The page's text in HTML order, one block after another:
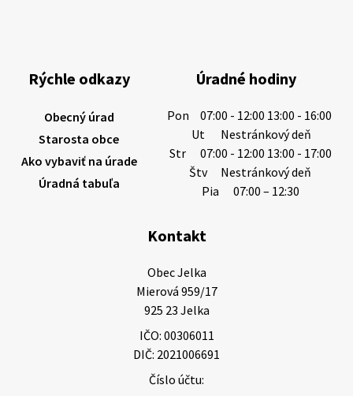
výdatnosti vodárenských zdrojov.
Západoslovenská vodárenská spoločnosť preto
6. augusta 2026 08:12
5. augusta 2026 13:10
Smútočný oznam: 05.08.2026 1/ Vážení obyvatelia!S
hlbokým zármutkom Vám oznamujeme, že vo veku
73 rokov nás opustila Irena Tanková, rodená
Tanková. Pohreb zosnulej bude dňa 6.08.20…
5. augusta 2026 12:59
Rýchle odkazy
Obecný úrad
Starosta obce
Ako vybaviť na úrade
Úradná tabuľa
Úradné hodiny
Pon
07:00 - 12:00 13:00 - 16:00
Ut
Nestránkový deň
Str
07:00 - 12:00 13:00 - 17:00
Štv
Nestránkový deň
Pia
07:00 – 12:30
Kontakt
Obec Jelka
Mierová 959/17
925 23 Jelka
IČO: 00306011
DIČ: 2021006691
Číslo účtu: